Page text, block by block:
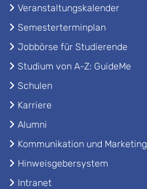
Veranstaltungskalender
Semesterterminplan
Jobbörse für Studierende
Studium von A-Z: GuideMe
Schulen
Karriere
Alumni
Kommunikation und Marketing
Hinweisgebersystem
Intranet